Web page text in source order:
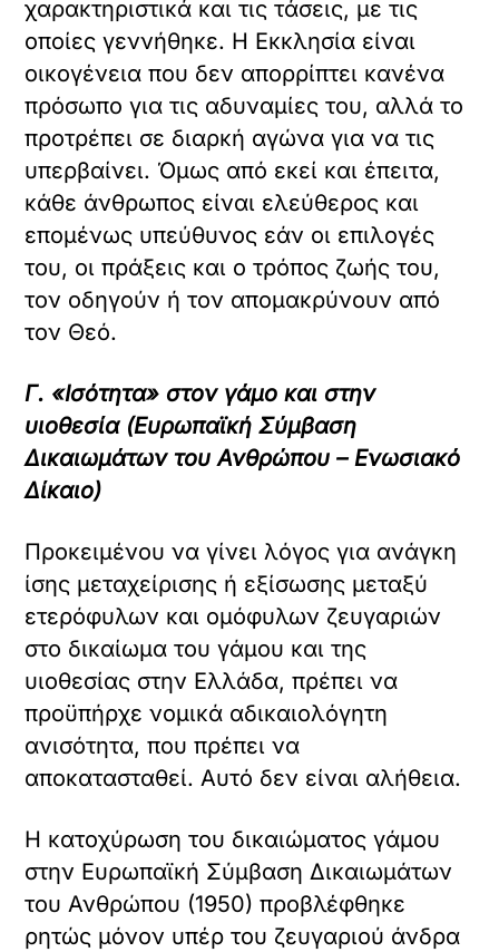
χαρακτηριστικά και τις τάσεις, με τις
οποίες γεννήθηκε. Η Εκκλησία είναι
οικογένεια που δεν απορρίπτει κανένα
πρόσωπο για τις αδυναμίες του, αλλά το
προτρέπει σε διαρκή αγώνα για να τις
υπερβαίνει. Όμως από εκεί και έπειτα,
κάθε άνθρωπος είναι ελεύθερος και
επομένως υπεύθυνος εάν οι επιλογές
του, οι πράξεις και ο τρόπος ζωής του,
τον οδηγούν ή τον απομακρύνουν από
τον Θεό.
Γ. «Ισότητα» στον γάμο και στην
υιοθεσία (Ευρωπαϊκή Σύμβαση
Δικαιωμάτων του Ανθρώπου – Ενωσιακό
Δίκαιο)
Προκειμένου να γίνει λόγος για ανάγκη
ίσης μεταχείρισης ή εξίσωσης μεταξύ
ετερόφυλων και ομόφυλων ζευγαριών
στο δικαίωμα του γάμου και της
υιοθεσίας στην Ελλάδα, πρέπει να
προϋπήρχε νομικά αδικαιολόγητη
ανισότητα, που πρέπει να
αποκατασταθεί. Αυτό δεν είναι αλήθεια.
Η κατοχύρωση του δικαιώματος γάμου
στην Ευρωπαϊκή Σύμβαση Δικαιωμάτων
του Ανθρώπου (1950) προβλέφθηκε
ρητώς μόνον υπέρ του ζευγαριού άνδρα